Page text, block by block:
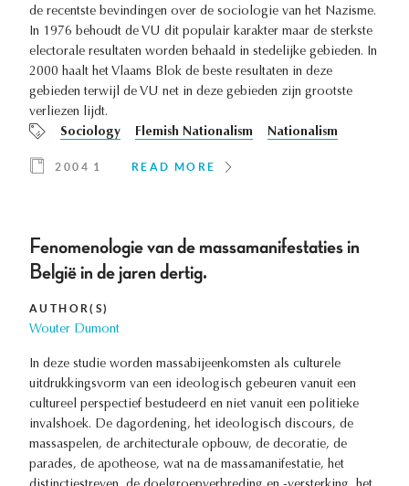
de recentste bevindingen over de sociologie van het Nazisme.
In 1976 behoudt de VU dit populair karakter maar de sterkste
electorale resultaten worden behaald in stedelijke gebieden. In
2000 haalt het Vlaams Blok de beste resultaten in deze
gebieden terwijl de VU net in deze gebieden zijn grootste
verliezen lijdt.
Sociology
Flemish Nationalism Nationalism
2004 1 READ MORE
Fenomenologie van de massamanifestaties in
België in de jaren dertig.
AUTHOR(S)
Wouter Dumont
In deze studie worden massabijeenkomsten als culturele
uitdrukkingsvorm van een ideologisch gebeuren vanuit een
cultureel perspectief bestudeerd en niet vanuit een politieke
invalshoek. De dagordening, het ideologisch discours, de
massaspelen, de architecturale opbouw, de decoratie, de
parades, de apotheose, wat na de massamanifestatie, het